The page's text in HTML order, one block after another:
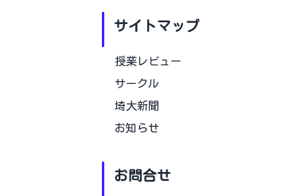
サイトマップ
授業レビュー
サークル
埼大新聞
お知らせ
お問合せ